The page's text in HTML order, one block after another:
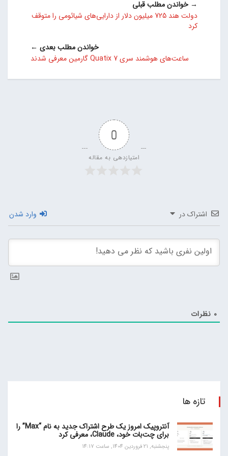
→ خواندن مطلب قبلی
دولت هند 725 میلیون دلار از دارایی‌های شیائومی را متوقف
کرد
خواندن مطلب بعدی ←
ساعت‌های هوشمند سری Quatix 7 گارمین معرفی شدند
0
امتیازدهی به مقاله
اشتراک در وارد شدن
0 نظرات
تازه ها
آنتروپیک امروز یک طرح اشتراک جدید به نام “Max” را
برای چت‌بات خود، Claude، معرفی کرد
پنجشنبه, 21 فروردین 1404, ساعت 14:17